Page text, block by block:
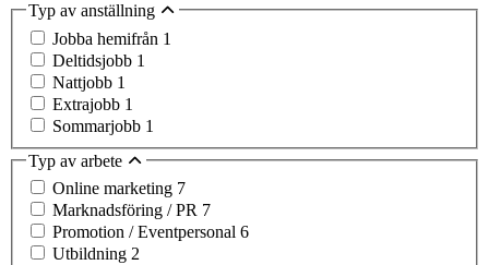
Typ av anställning
Jobba hemifrån 1
Deltidsjobb 1
Nattjobb 1
Extrajobb 1
Sommarjobb 1
Typ av arbete
Online marketing 7
Marknadsföring / PR 7
Promotion / Eventpersonal 6
Utbildning 2